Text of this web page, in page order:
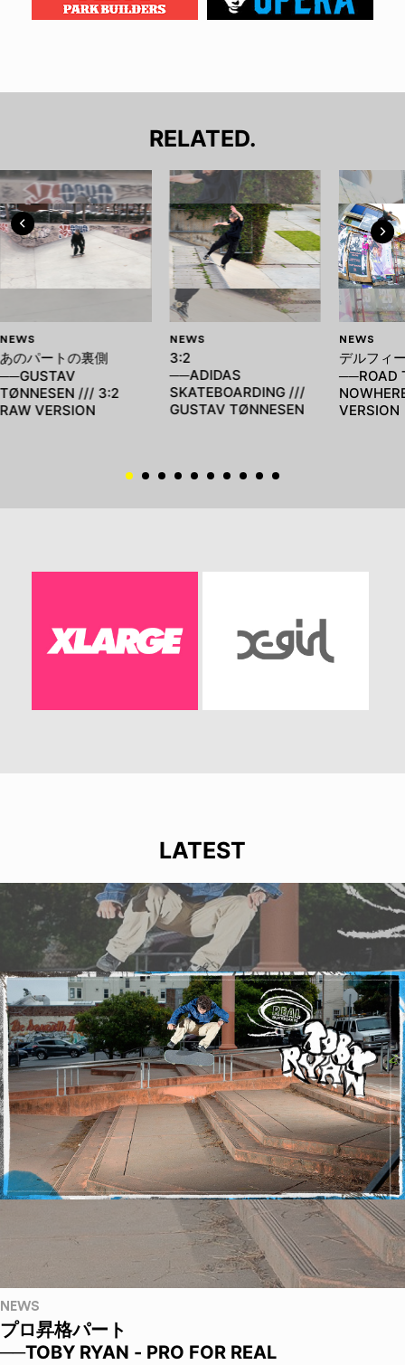
RELATED.
NEWS
あのパートの裏側
──GUSTAV
TØNNESEN /// 3:2
RAW VERSION
NEWS
3:2
──ADIDAS
SKATEBOARDING ///
GUSTAV TØNNESEN
NEWS
デルフィ
──ROAD
VERSION
LATEST
NEWS
プロ昇格パート
──TOBY RYAN - PRO FOR REAL